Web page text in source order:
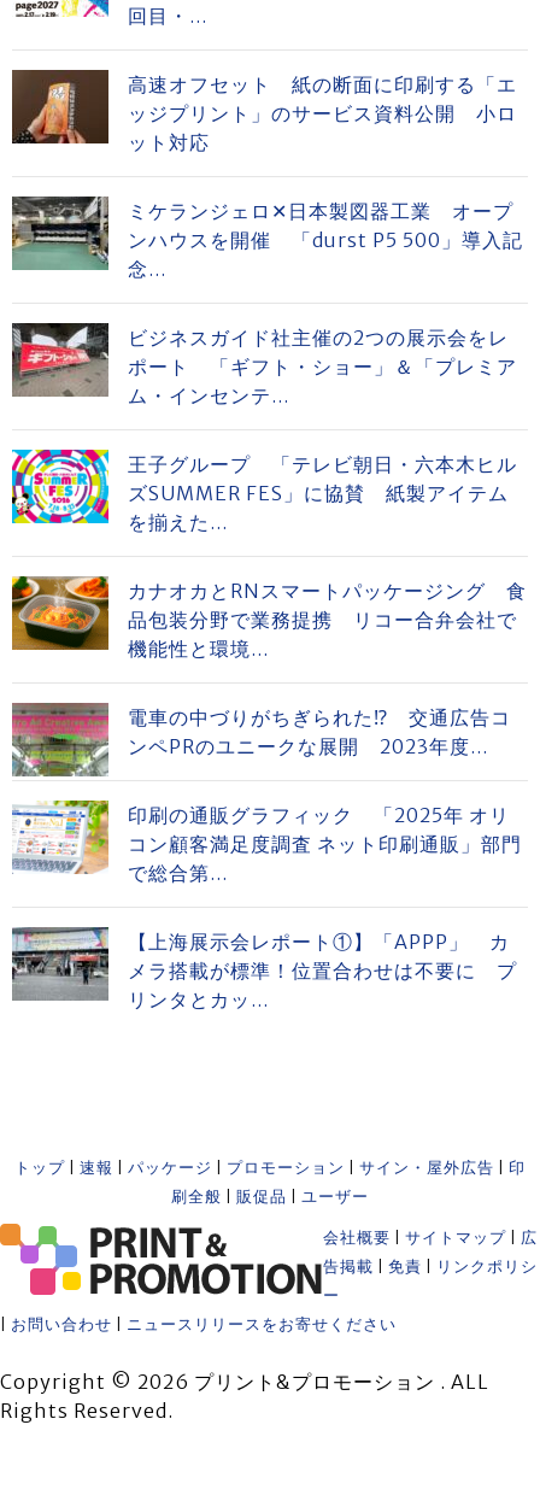
回目・...
高速オフセット 紙の断面に印刷する「エ
ッジプリント」のサービス資料公開 小ロ
ット対応
ミケランジェロ✕日本製図器工業 オープ
ンハウスを開催 「durst P5 500」導入記
念...
ビジネスガイド社主催の2つの展示会をレ
ポート 「ギフト・ショー」＆「プレミア
ム・インセンテ...
王子グループ 「テレビ朝日・六本木ヒル
ズSUMMER FES」に協賛 紙製アイテム
を揃えた...
カナオカとRNスマートパッケージング 食
品包装分野で業務提携 リコー合弁会社で
機能性と環境...
電車の中づりがちぎられた⁉ 交通広告コ
ンペPRのユニークな展開 2023年度...
印刷の通販グラフィック 「2025年 オリ
コン顧客満足度調査 ネット印刷通販」部門
で総合第...
【上海展示会レポート①】「APPP」 カ
メラ搭載が標準！位置合わせは不要に プ
リンタとカッ...
トップ 速報 パッケージ プロモーション サイン・屋外広告
印
刷全般
販促品 ユーザー
会社概要 サイトマップ
広
告掲載
免責
リンクポリシ
ー
お問い合わせ ニュースリリースをお寄せください
Copyright © 2026 プリント&プロモーション . ALL
Rights Reserved.